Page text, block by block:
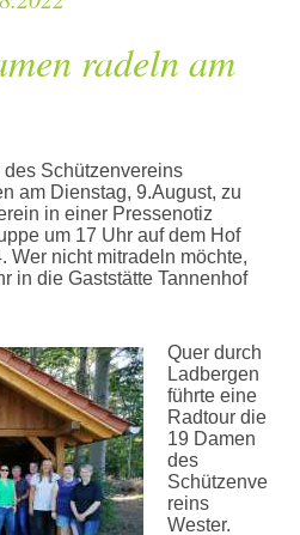
radeln am
des Schützenvereins
am Dienstag, 9.August, zu
in einer Pressenotiz
um 17 Uhr auf dem Hof
Wer nicht mitradeln möchte,
in die Gaststätte Tannenhof
Quer durch
Ladbergen
führte eine
Radtour die
19 Damen
des
Schützenve
reins
Wester.